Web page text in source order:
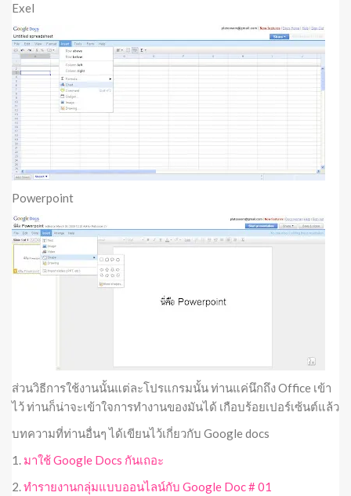
Exel
Powerpoint
ส่วนวิธีการใช้งานนั้นแต่ละโปรแกรมนั้น ท่านแค่นึกถึง Office เข้า
ไว้ ท่านก็น่าจะเข้าใจการทำงานของมันได้ เกือบร้อยเปอร์เซ้นต์แล้ว
บทความที่ท่านอื่นๆ ได้เขียนไว้เกี่ยวกับ Google docs
1. มาใช้ Google Docs กันเถอะ
2.ทำรายงานกลุ่มแบบออนไลน์กับ Google Doc # 01